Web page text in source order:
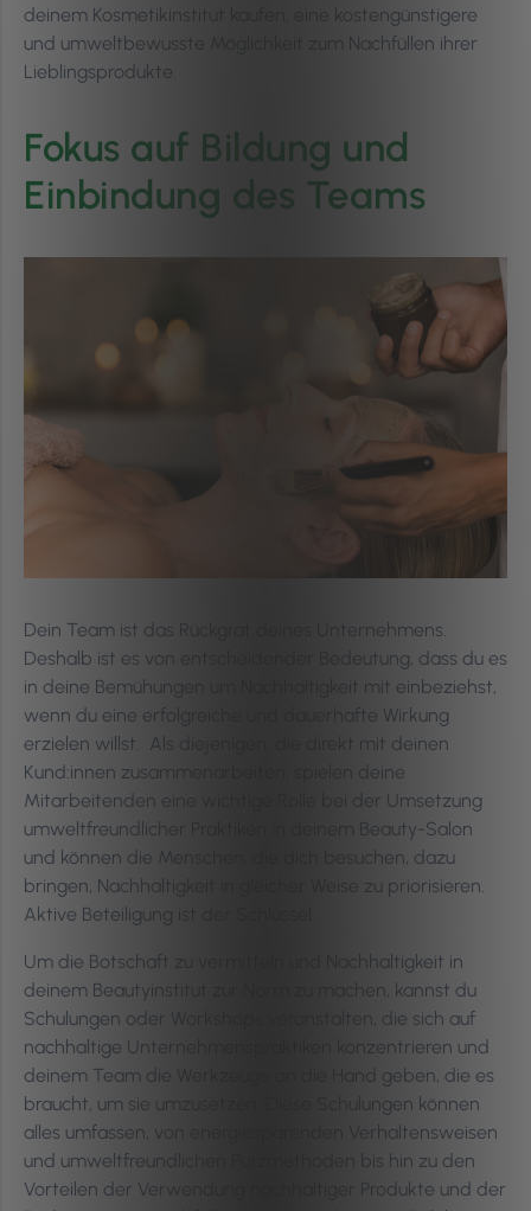
deinem Kosmetikinstitut kaufen, eine kostengünstigere
und umweltbewusste Möglichkeit zum Nachfüllen ihrer
Lieblingsprodukte.
Fokus auf Bildung und
Einbindung des Teams
Dein Team ist das Rückgrat deines Unternehmens.
Deshalb ist es von entscheidender Bedeutung, dass du es
in deine Bemühungen um Nachhaltigkeit mit einbeziehst,
wenn du eine erfolgreiche und dauerhafte Wirkung
erzielen willst. Als diejenigen, die direkt mit deinen
Kund:innen zusammenarbeiten, spielen deine
Mitarbeitenden eine wichtige Rolle bei der Umsetzung
umweltfreundlicher Praktiken in deinem Beauty-Salon
und können die Menschen, die dich besuchen, dazu
bringen, Nachhaltigkeit in gleicher Weise zu priorisieren.
Aktive Beteiligung ist der Schlüssel.
Um die Botschaft zu vermitteln und Nachhaltigkeit in
deinem Beautyinstitut zur Norm zu machen, kannst du
Schulungen oder Workshops veranstalten, die sich auf
nachhaltige Unternehmenspraktiken konzentrieren und
deinem Team die Werkzeuge an die Hand geben, die es
braucht, um sie umzusetzen. Diese Schulungen können
alles umfassen, von energiesparenden Verhaltensweisen
und umweltfreundlichen Putzmethoden bis hin zu den
Vorteilen der Verwendung nachhaltiger Produkte und der